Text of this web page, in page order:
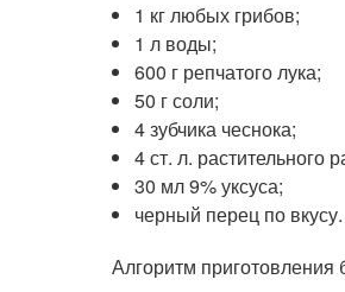
1 кг любых грибов;
1 л воды;
600 г репчатого лука;
50 г соли;
4 зубчика чеснока;
4 ст. л. растительного
30 мл 9% уксуса;
черный перец по вкусу.
Алгоритм